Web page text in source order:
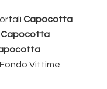
Capocotta
Capocotta
Vittime